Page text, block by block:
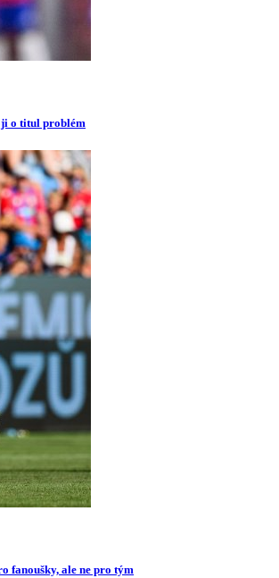
o titul problém
fanoušky, ale ne pro tým